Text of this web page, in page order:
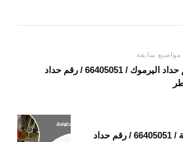
مواضيع سابقة
رقم حداد اليرموك / 66405051 / رقم حداد
رقم حداد الواحة / 66405051 / رقم حداد